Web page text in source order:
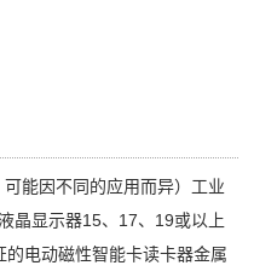
能因不同的应用而异）工业
晶显示器15、17、19或以上
电动磁性智能卡读卡器金属